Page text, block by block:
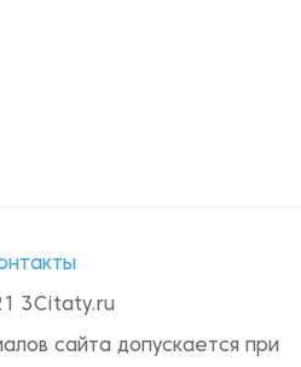
3Citaty.ru
сайта допускается при